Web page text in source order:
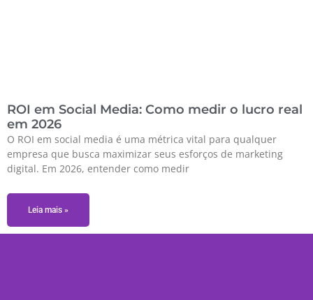
ROI em Social Media: Como medir o lucro real
em 2026
O ROI em social media é uma métrica vital para qualquer
empresa que busca maximizar seus esforços de marketing
digital. Em 2026, entender como medir
Leia mais »